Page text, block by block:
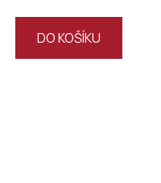
DO KOŠÍKU